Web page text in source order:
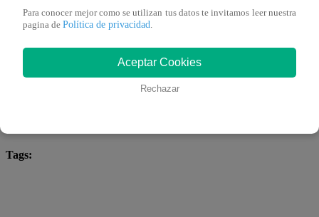
Mgallardo@latina.pe
26 de enero 2026
Compartir
ARRIBA MI GENTE – Lunes 26 de
Tags:
Para conocer mejor como se utilizan tus datos te invitamos leer nuestra
pagina de Política de privacidad.
Aceptar Cookies
Rechazar